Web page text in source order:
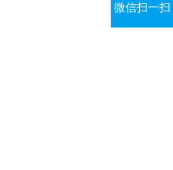
微信扫一扫